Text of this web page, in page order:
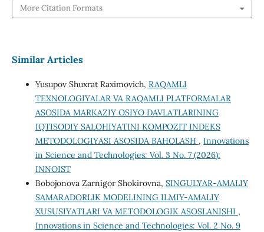
More Citation Formats
Similar Articles
Yusupov Shuxrat Raximovich, RAQAMLI
TEXNOLOGIYALAR VA RAQAMLI PLATFORMALAR
ASOSIDA MARKAZIY OSIYO DAVLATLARINING
IQTISODIY SALOHIYATINI KOMPOZIT INDEKS
METODOLOGIYASI ASOSIDA BAHOLASH , Innovations
in Science and Technologies: Vol. 3 No. 7 (2026):
INNOIST
Bobojonova Zarnigor Shokirovna, SINGULYAR-AMALIY
SAMARADORLIK MODELINING ILMIY-AMALIY
XUSUSIYATLARI VA METODOLOGIK ASOSLANISHI ,
Innovations in Science and Technologies: Vol. 2 No. 9